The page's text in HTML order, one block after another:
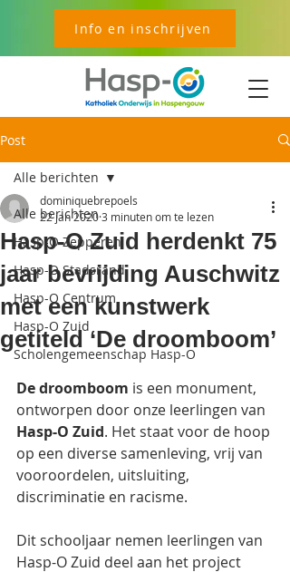
Info en inschrijven
Post
Alle berichten
Hasp-O Zepperen
Hasp-O Stadsrand
Hasp-O Centrum
Hasp-O Zuid
Scholengemeenschap Hasp-O
Alle berichten
Hasp-O Zuid herdenkt 75
jaar bevrijding Auschwitz
met een kunstwerk
getiteld ‘De droomboom’
dominiquebrepoels
22 jan 20203 minuten om te lezen
De droomboom is een monument,
ontworpen door onze leerlingen van
Hasp-O Zuid. Het staat voor de hoop
op een diverse samenleving, vrij van
vooroordelen, uitsluiting,
discriminatie en racisme.
Dit schooljaar nemen leerlingen van
Hasp-O Zuid deel aan het project